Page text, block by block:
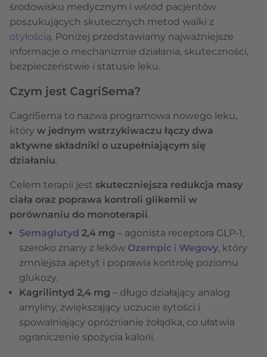
środowisku medycznym i wśród pacjentów
poszukujących skutecznych metod walki z
otyłością. Poniżej przedstawiamy najważniejsze
informacje o mechanizmie działania, skuteczności,
bezpieczeństwie i statusie leku.
Czym jest CagriSema?
CagriSema to nazwa programowa nowego leku,
który w jednym wstrzykiwaczu łączy dwa
aktywne składniki o uzupełniającym się
działaniu.
Celem terapii jest skuteczniejsza redukcja masy
ciała oraz poprawa kontroli glikemii w
porównaniu do monoterapii.
Semaglutyd 2,4 mg – agonista receptora GLP-1,
szeroko znany z leków Ozempic i Wegovy, który
zmniejsza apetyt i poprawia kontrolę poziomu
glukozy.
Kagrilintyd 2,4 mg – długo działający analog
amyliny, zwiększający uczucie sytości i
spowalniający opróżnianie żołądka, co ułatwia
ograniczenie spożycia kalorii.